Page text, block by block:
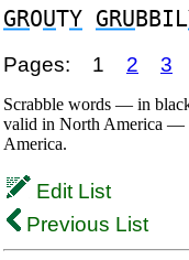
GROUTY GRUBBIL
Pages: 1 2 3
Scrabble words — in
valid in North America —
America.
Edit List
Previous List